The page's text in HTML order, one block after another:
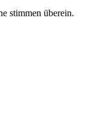
stimmen überein.